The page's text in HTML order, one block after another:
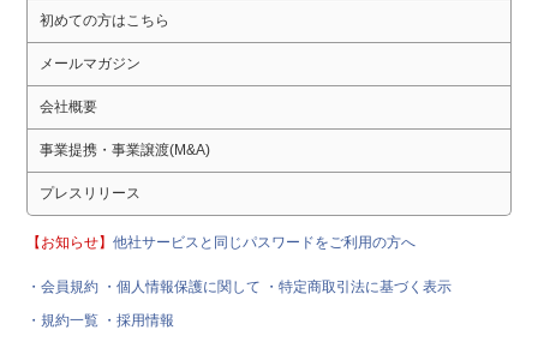
初めての方はこちら
メールマガジン
会社概要
事業提携・事業譲渡(M&A)
プレスリリース
【お知らせ】他社サービスと同じパスワードをご利用の方へ
・会員規約 ・個人情報保護に関して
・特定商取引法に基づく表示
・規約一覧 ・採用情報